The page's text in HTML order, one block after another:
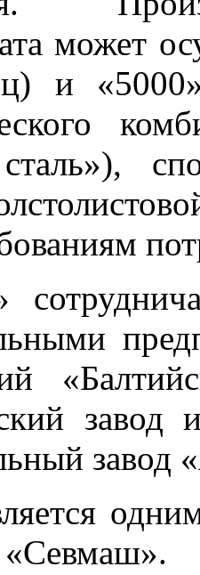
может
и
сталь»),
завод
завод